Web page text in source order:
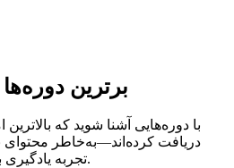
برترین
با دوره‌هایی آشنا شوید که بالاترین
دریافت کرده‌اند—به‌خاطر
تجربه یادگیری بی‌نظیر در موضوعات متنوع.